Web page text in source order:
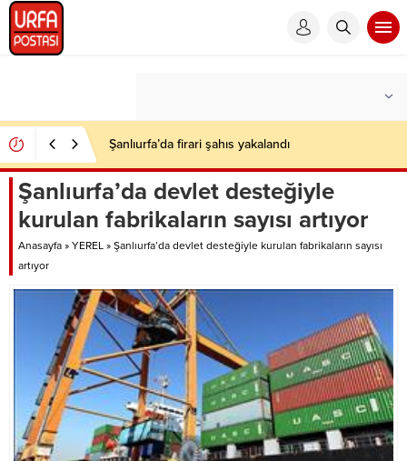
Şanlıurfa’da firari şahıs yakalandı
Şanlıurfa’da devlet desteğiyle
kurulan fabrikaların sayısı artıyor
Anasayfa » YEREL » Şanlıurfa’da devlet desteğiyle kurulan fabrikaların sayısı
artıyor